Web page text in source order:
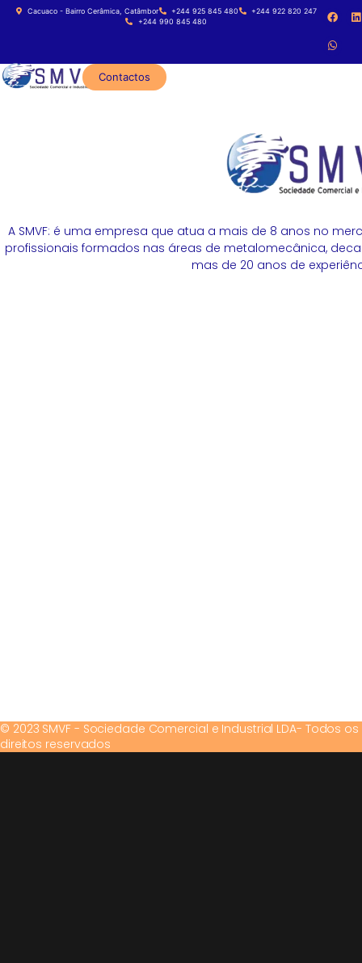
Cacuaco - Bairro Cerâmica, Catâmbor +244 925 845 480
+244 922 820 247
+244 990 845 480
Contactos
A SMVF: é uma empresa que atua a mais de 8 anos no
profissionais formados nas áreas de metalomecânica,
mas de 20 anos de
© 2023 SMVF - Sociedade Comercial e Industrial LDA- Todos os
direitos reservados